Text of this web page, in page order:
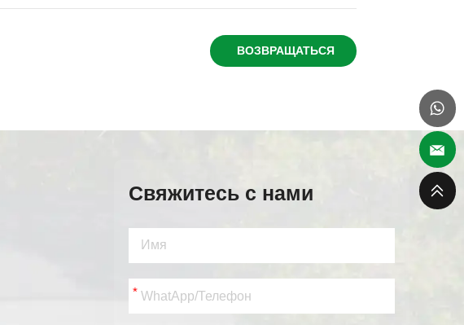
ВОЗВРАЩАТЬСЯ
Свяжитесь с нами
*